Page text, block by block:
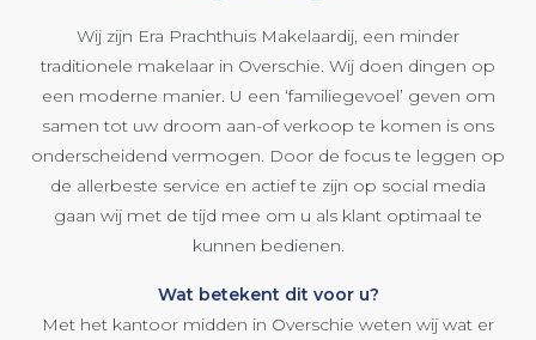
Wij zijn Era Prachthuis Makelaardij, een minder
traditionele makelaar in Overschie. Wij doen dingen op
een moderne manier. U een ‘familiegevoel’ geven om
samen tot uw droom aan-of verkoop te komen is ons
onderscheidend vermogen. Door de focus te leggen op
de allerbeste service en actief te zijn op social media
gaan wij met de tijd mee om u als klant optimaal te
kunnen bedienen.
Wat betekent dit voor u?
Met het kantoor midden in Overschie weten wij wat er